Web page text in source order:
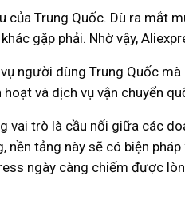
Trung Quốc. Dù ra mắt
gặp phải. Nhờ vậy,
người dùng Trung Quốc
và dịch vụ vận chuyển
trò là cầu nối giữa các
tảng này sẽ có biện
ngày càng chiếm được